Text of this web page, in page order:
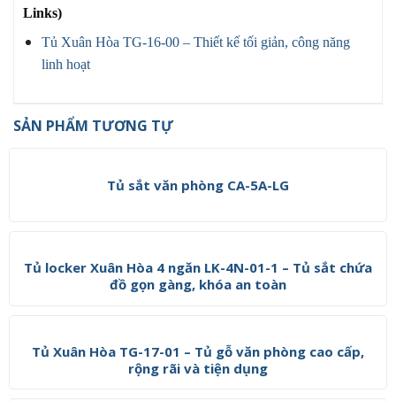
Links)
Tủ Xuân Hòa TG-16-00 – Thiết kế tối giản, công năng
linh hoạt
SẢN PHẨM TƯƠNG TỰ
Tủ sắt văn phòng CA-5A-LG
Tủ locker Xuân Hòa 4 ngăn LK-4N-01-1 – Tủ sắt chứa
đồ gọn gàng, khóa an toàn
Tủ Xuân Hòa TG-17-01 – Tủ gỗ văn phòng cao cấp,
rộng rãi và tiện dụng